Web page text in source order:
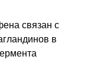
связан с
в